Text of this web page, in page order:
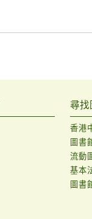
尋找
香港
圖書
流動
基本
圖書